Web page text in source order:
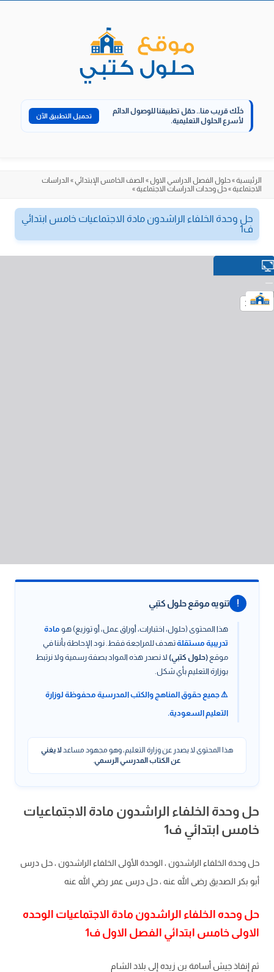
خلّك قريب منا.. حمّل تطبيقنا للوصول الدائم
لأسرع الحلول التعليمية.
تحميل التطبيق الآن
الرئيسية»حلول الفصل الدراسي الاول» الصف الخامس الإبتدائي» الدراسات
الاجتماعية»حل وحدات الدراسات الاجتماعية»
حل وحدة الخلفاء الراشدون مادة الاجتماعيات خامس ابتدائي
ف1
! تنويه موقع حلول كتبي
هذا المحتوى (حلول، اختبارات، أوراق عمل، أو توزيع) هو مادة
تدريبية مستقلةتهدف للمراجعة فقط. نود الإحاطة بأننا في
موقع (حلول كتبي) لا نصدر هذه المواد بصفة رسمية ولا نرتبط
بوزارة التعليم بأي شكل.
⚠️ جميع حقوق المناهج والكتب المدرسية محفوظة لوزارة
التعليم السعودية.
هذا المحتوى لا يصدر عن وزارة التعليم، وهو مجهود مساعدلا يغني
عن الكتاب المدرسي الرسمي.
حل وحدة الخلفاء الراشدون مادة الاجتماعيات
خامس ابتدائي ف1
حل وحدة الخلفاء الراشدون ، الوحدة الأولى الخلفاء الراشدون ، حل درس
أبو بكر الصديق رضى الله عنه ، حل درس عمر رضي الله عنه
حل وحده الخلفاء الراشدون مادة الاجتماعيات الوحده
الاولى خامس ابتدائي الفصل الاول ف1
ثم إنفاذ جيش أسامة بن زيده إلى بلاد الشام